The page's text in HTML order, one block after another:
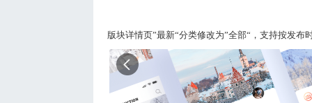
版块详情页”最新“分类修改为”全部“，支持按发布